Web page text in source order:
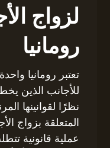
لزواج
رومانيا
تعتبر رومانيا
للأجانب الذين
نظرًا لقوانينها
المتعلقة بزواج
عملية قانونية